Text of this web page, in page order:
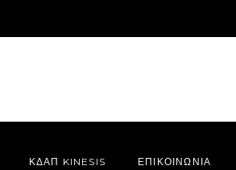
ΚΔΑΠ KINESIS ΕΠΙΚΟΙΝΩΝΙΑ